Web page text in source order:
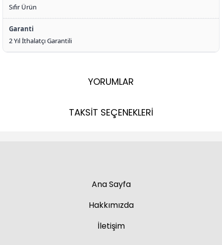
Sıfır Ürün
Garanti
2 Yıl İthalatçı Garantili
YORUMLAR
TAKSİT SEÇENEKLERİ
Ana Sayfa
Hakkımızda
İletişim